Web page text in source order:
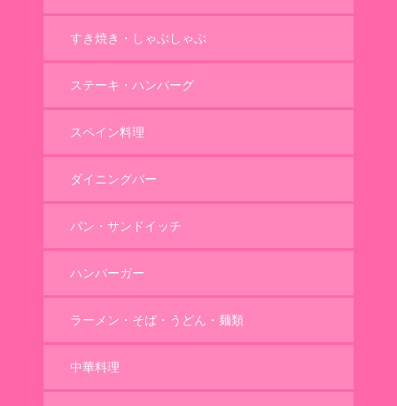
すき焼き・しゃぶしゃぶ
ステーキ・ハンバーグ
スペイン料理
ダイニングバー
パン・サンドイッチ
ハンバーガー
ラーメン・そば・うどん・麺類
中華料理